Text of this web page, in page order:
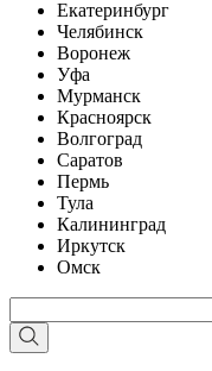
Екатеринбург
Челябинск
Воронеж
Уфа
Мурманск
Красноярск
Волгоград
Саратов
Пермь
Тула
Калининград
Иркутск
Омск